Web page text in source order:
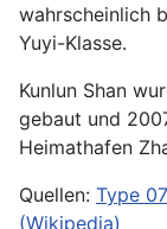
wahrscheinlich
Yuyi-Klasse.
Kunlun Shan
gebaut und
Heimathafen
Quellen: Type
(Wikipedia)